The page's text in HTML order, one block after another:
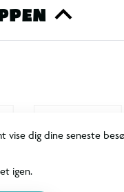
vise dig dine seneste
igen.